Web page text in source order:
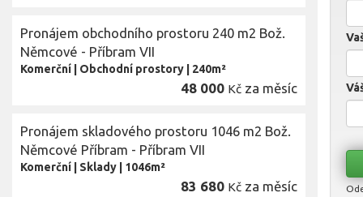
Pronájem obchodního prostoru 240 m2 Bož.
Němcové - Příbram VII
Komerční Obchodní prostory 240m²
48 000 Kč za měsíc
Pronájem skladového prostoru 1046 m2 Bož.
Němcové Příbram - Příbram VII
Komerční Sklady 1046m²
83 680 Kč za měsíc